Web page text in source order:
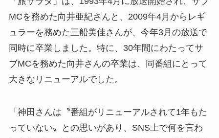
MCを務めた向井亜紀さんと、2009年4月からレギ
ュラーを務めた三船美佳さんが、今年3月の放送で
同時に卒業しました。特に、30年間にわたってサ
ブMCを務めた向井さんの卒業は、同番組にとって
大きなリニューアルでした。
「神田さんは〝番組がリニューアルされて1年もた
っていない〟との思いがあり、SNS上で何を言わ